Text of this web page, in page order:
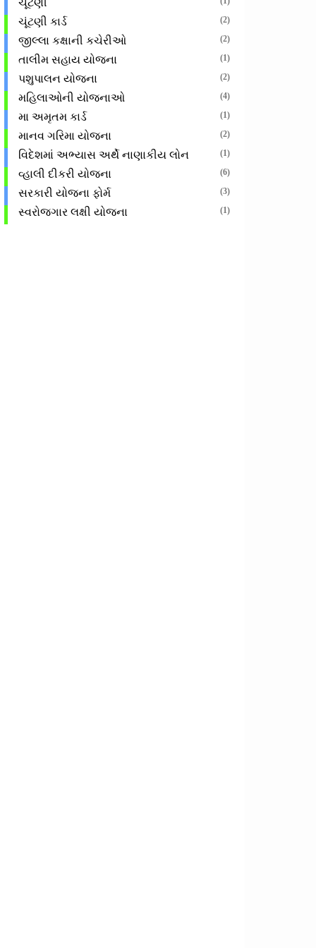
ચૂંટણી
ચૂંટણી કાર્ડ (2)
જીલ્લા કક્ષાની કચેરીઓ (2)
તાલીમ સહાય યોજના (1)
પશુપાલન યોજના (2)
મહિલાઓની યોજનાઓ (4)
મા અમૃતમ કાર્ડ (1)
માનવ ગરિમા યોજના (2)
વિદેશમાં અભ્યાસ અર્થે નાણાકીય લોન (1)
વ્હાલી દીકરી યોજના (6)
સરકારી યોજના ફોર્મ (3)
સ્વરોજગાર લક્ષી યોજના (1)